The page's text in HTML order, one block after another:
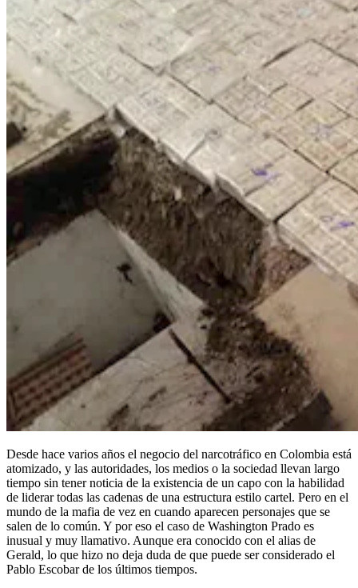
Desde hace varios años el negocio del narcotráfico en Colombia está
atomizado, y las autoridades, los medios o la sociedad llevan largo
tiempo sin tener noticia de la existencia de un capo con la habilidad
de liderar todas las cadenas de una estructura estilo cartel. Pero en el
mundo de la mafia de vez en cuando aparecen personajes que se
salen de lo común. Y por eso el caso de Washington Prado es
inusual y muy llamativo. Aunque era conocido con el alias de
Gerald, lo que hizo no deja duda de que puede ser considerado el
Pablo Escobar de los últimos tiempos.